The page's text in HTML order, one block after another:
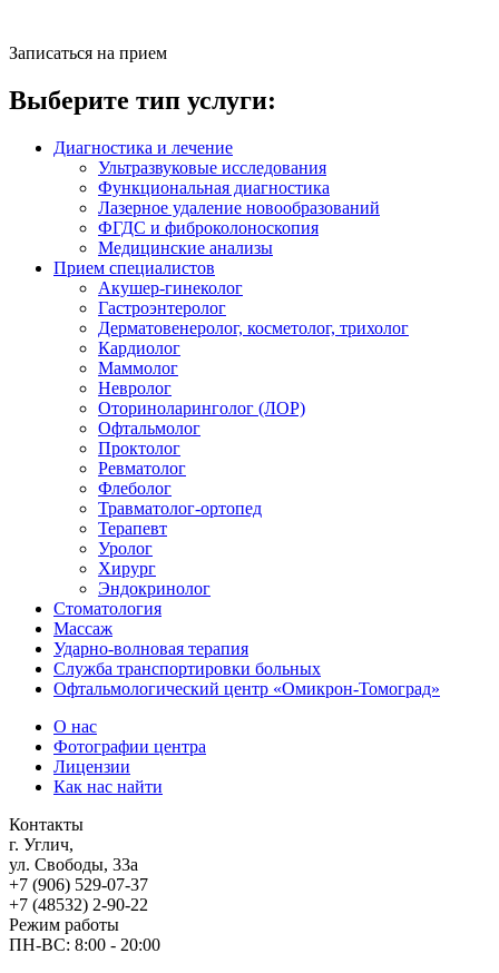
Записаться на прием
Выберите тип услуги:
Диагностика и лечение
Ультразвуковые исследования
Функциональная диагностика
Лазерное удаление новообразований
ФГДС и фиброколоноскопия
Медицинские анализы
Прием специалистов
Акушер-гинеколог
Гастроэнтеролог
Дерматовенеролог, косметолог, трихолог
Кардиолог
Маммолог
Невролог
Оториноларинголог (ЛОР)
Офтальмолог
Проктолог
Ревматолог
Флеболог
Травматолог-ортопед
Терапевт
Уролог
Хирург
Эндокринолог
Стоматология
Массаж
Ударно-волновая терапия
Служба транспортировки больных
Офтальмологический центр «Омикрон-Томоград»
О нас
Фотографии центра
Лицензии
Как нас найти
Контакты
г. Углич,
ул. Свободы, 33а
+7 (906) 529-07-37
+7 (48532) 2-90-22
Режим работы
ПН-ВС: 8:00 - 20:00